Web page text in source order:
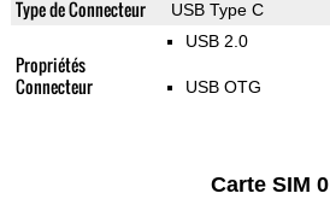
Type de Connecteur USB Type C
Propriétés
Connecteur
USB 2.0
USB OTG
Carte SIM 0